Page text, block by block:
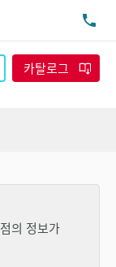
카탈로그
의 정보가